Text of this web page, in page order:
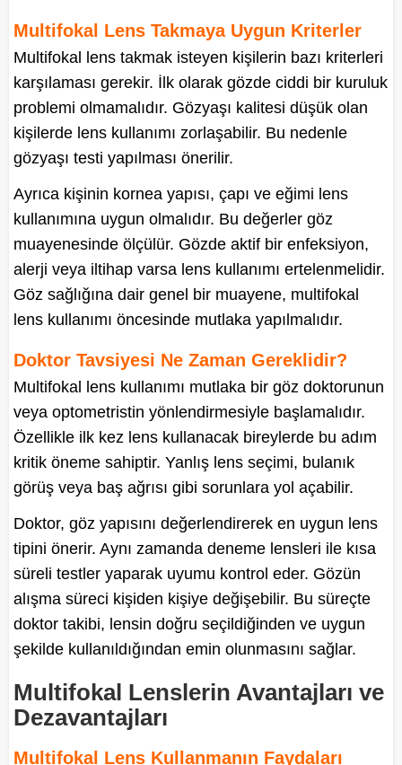
Multifokal Lens Takmaya Uygun Kriterler
Multifokal lens takmak isteyen kişilerin bazı kriterleri
karşılaması gerekir. İlk olarak gözde ciddi bir kuruluk
problemi olmamalıdır. Gözyaşı kalitesi düşük olan
kişilerde lens kullanımı zorlaşabilir. Bu nedenle
gözyaşı testi yapılması önerilir.
Ayrıca kişinin kornea yapısı, çapı ve eğimi lens
kullanımına uygun olmalıdır. Bu değerler göz
muayenesinde ölçülür. Gözde aktif bir enfeksiyon,
alerji veya iltihap varsa lens kullanımı ertelenmelidir.
Göz sağlığına dair genel bir muayene, multifokal
lens kullanımı öncesinde mutlaka yapılmalıdır.
Doktor Tavsiyesi Ne Zaman Gereklidir?
Multifokal lens kullanımı mutlaka bir göz doktorunun
veya optometristin yönlendirmesiyle başlamalıdır.
Özellikle ilk kez lens kullanacak bireylerde bu adım
kritik öneme sahiptir. Yanlış lens seçimi, bulanık
görüş veya baş ağrısı gibi sorunlara yol açabilir.
Doktor, göz yapısını değerlendirerek en uygun lens
tipini önerir. Aynı zamanda deneme lensleri ile kısa
süreli testler yaparak uyumu kontrol eder. Gözün
alışma süreci kişiden kişiye değişebilir. Bu süreçte
doktor takibi, lensin doğru seçildiğinden ve uygun
şekilde kullanıldığından emin olunmasını sağlar.
Multifokal Lenslerin Avantajları ve
Dezavantajları
Multifokal Lens Kullanmanın Faydaları